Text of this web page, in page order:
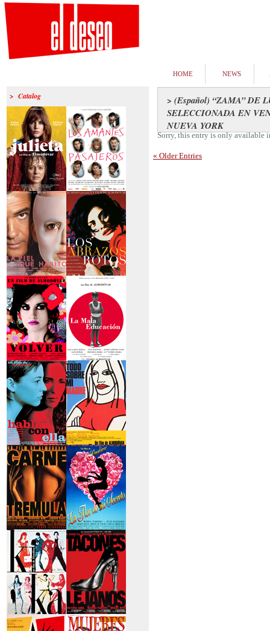
HOME NEWS
> Catalog
>Julieta
>Los amantes
pasajeros
>La piel que habito >Los abrazos rotos
>Volver >La mala educación
>Hable con ella
>Todo sobre mi
madre
>Carne trémula
>La flor de mi
secreto
>Kika >Tacones lejanos
> (Español) “ZAMA” DE
SELECCIONADA EN
NUEVA YORK
Sorry, this entry is only available
« Older Entries